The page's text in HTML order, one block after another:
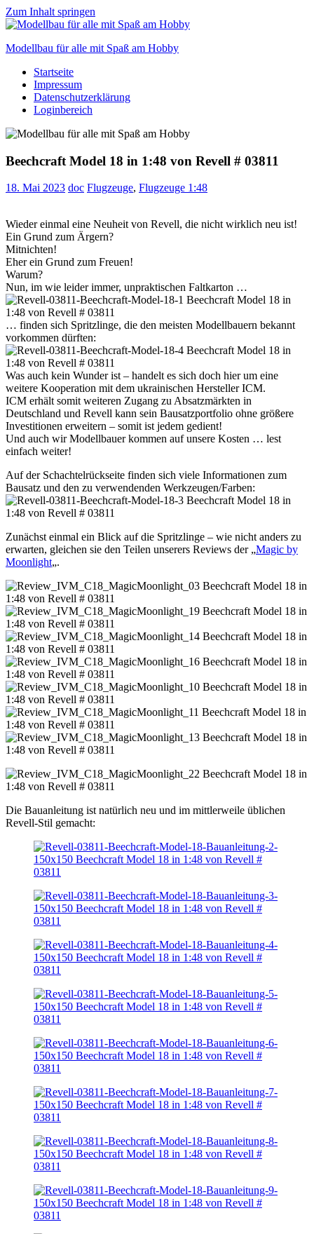
Zum Inhalt springen
Modellbau für alle mit Spaß am Hobby
Scale
modelling
to
Startseite
Impressum
Datenschutzerklärung
Loginbereich
Beechcraft Model 18 in 1:48 von Revell # 03811
18. Mai 2023 doc Flugzeuge, Flugzeuge 1:48
Wieder einmal eine Neuheit von Revell, die nicht wirklich neu ist!
Ein Grund zum Ärgern?
Mitnichten!
Eher ein Grund zum Freuen!
Warum?
Nun, im wie leider immer, unpraktischen Faltkarton …
… finden sich Spritzlinge, die den meisten Modellbauern bekannt
vorkommen dürften:
Was auch kein Wunder ist – handelt es sich doch hier um eine
weitere Kooperation mit dem ukrainischen Hersteller ICM.
ICM erhält somit weiteren Zugang zu Absatzmärkten in
Deutschland und Revell kann sein Bausatzportfolio ohne größere
Investitionen erweitern – somit ist jedem gedient!
Und auch wir Modellbauer kommen auf unsere Kosten … lest
einfach weiter!
Auf der Schachtelrückseite finden sich viele Informationen zum
Bausatz und den zu verwendenden Werkzeugen/Farben:
Zunächst einmal ein Blick auf die Spritzlinge – wie nicht anders zu
erwarten, gleichen sie den Teilen unserers Reviews der „Magic by
Moonlight„.
Die Bauanleitung ist natürlich neu und im mittlerweile üblichen
Revell-Stil gemacht: